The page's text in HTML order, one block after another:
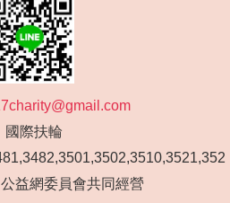
國際扶輪
益網委員會共同經營